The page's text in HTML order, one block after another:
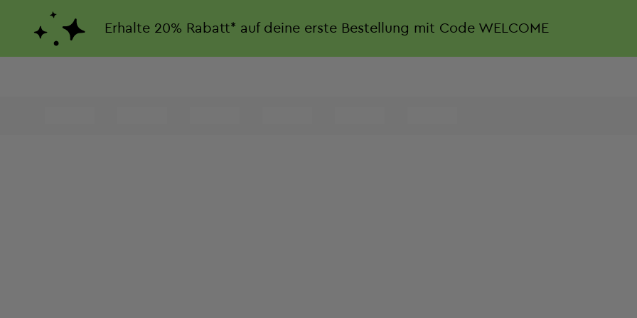
Erhalte 20% Rabatt* auf deine erste Bestellung mit Code WELCOME